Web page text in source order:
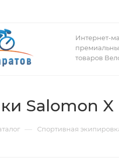
Интернет-
товаров
Salomon
— Спортивная